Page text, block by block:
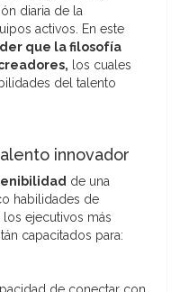
diaria de la
activos. En este
que la filosofía
los cuales
del talento
innovador
de una
habilidades de
ejecutivos más
capacitados para: